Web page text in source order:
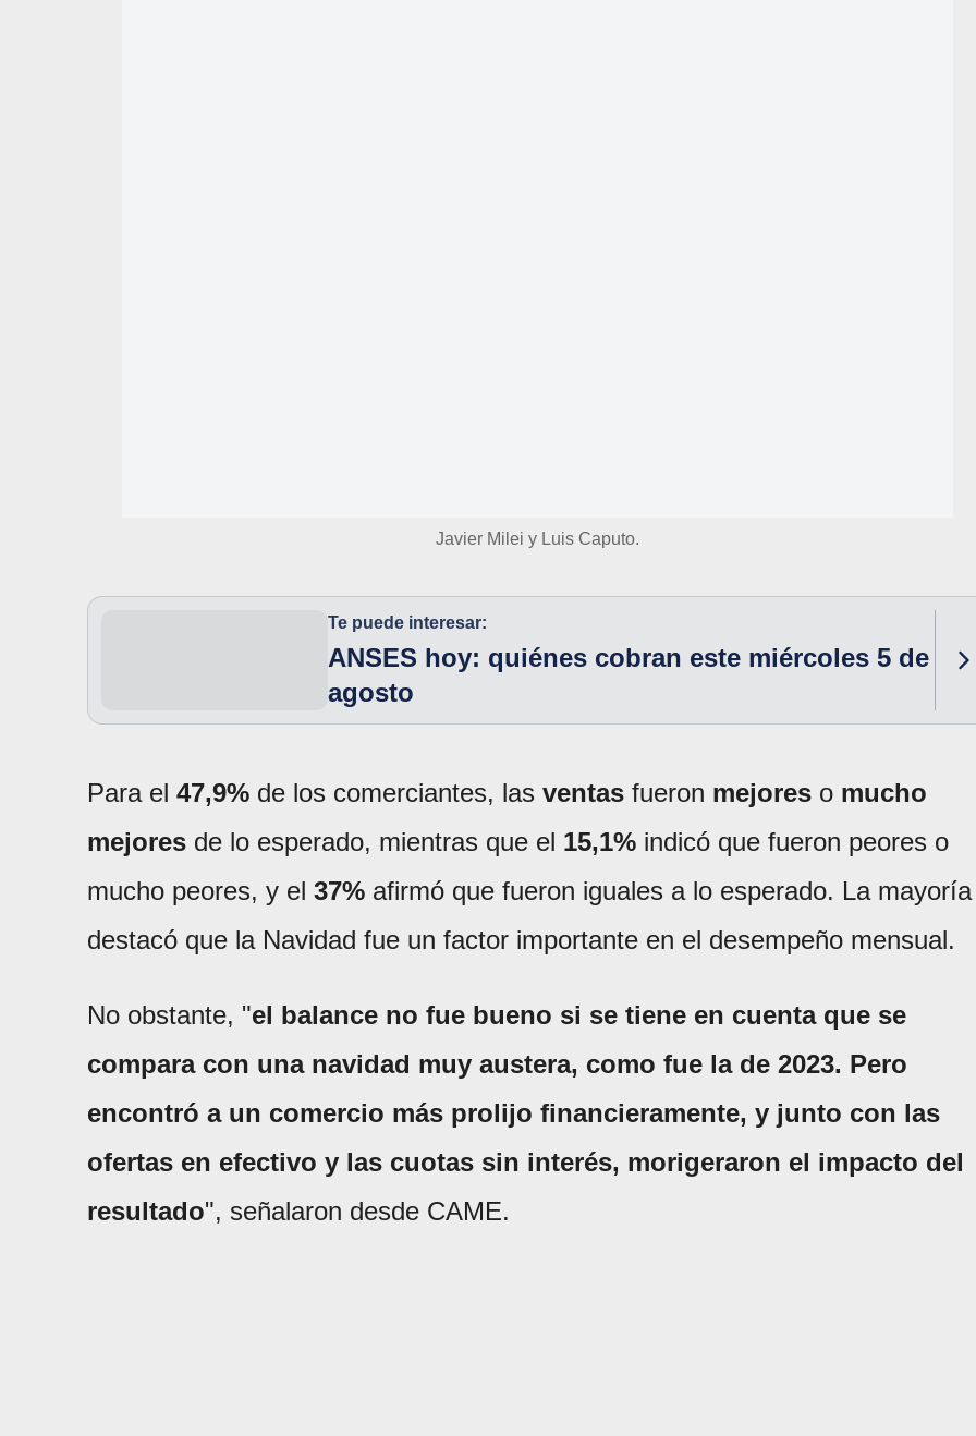
Javier Milei y Luis Caputo.
Te puede interesar:
ANSES hoy: quiénes cobran este miércoles 5 de
agosto
Para el 47,9% de los comerciantes, las ventas fueron mejores o mucho
mejores de lo esperado, mientras que el 15,1% indicó que fueron peores o
mucho peores, y el 37% afirmó que fueron iguales a lo esperado. La mayoría
destacó que la Navidad fue un factor importante en el desempeño mensual.
No obstante, "el balance no fue bueno si se tiene en cuenta que se
compara con una navidad muy austera, como fue la de 2023. Pero
encontró a un comercio más prolijo financieramente, y junto con las
ofertas en efectivo y las cuotas sin interés, morigeraron el impacto del
resultado", señalaron desde CAME.